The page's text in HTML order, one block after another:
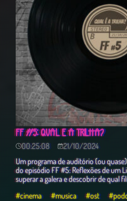
FF #5: QUAL É A TRILHA?
00:25:08
21/10/2024
Um programa de auditório (ou
do episódio FF #5: Reflexões de um
superar a galera e descobrir de qual
#cinema
#musica #ost